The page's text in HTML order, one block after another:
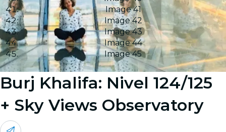
Image 41
Image 42
Image 43
Image 44
Image 45
Burj Khalifa: Nivel 124/125
+ Sky Views Observatory